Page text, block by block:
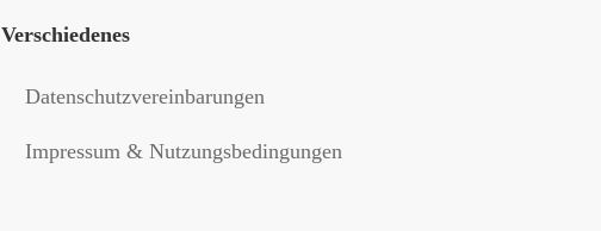
Verschiedenes
Datenschutzvereinbarungen
Impressum & Nutzungsbedingungen